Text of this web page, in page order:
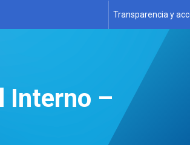
Transparencia y
Interno –